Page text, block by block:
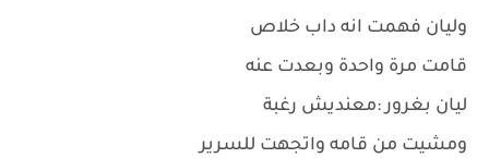
وليان فهمت انه داب خلاص
قامت مرة واحدة وبعدت عنه
ليان بغرور :معنديش رغبة
ومشيت من قامه واتجهت للسرير